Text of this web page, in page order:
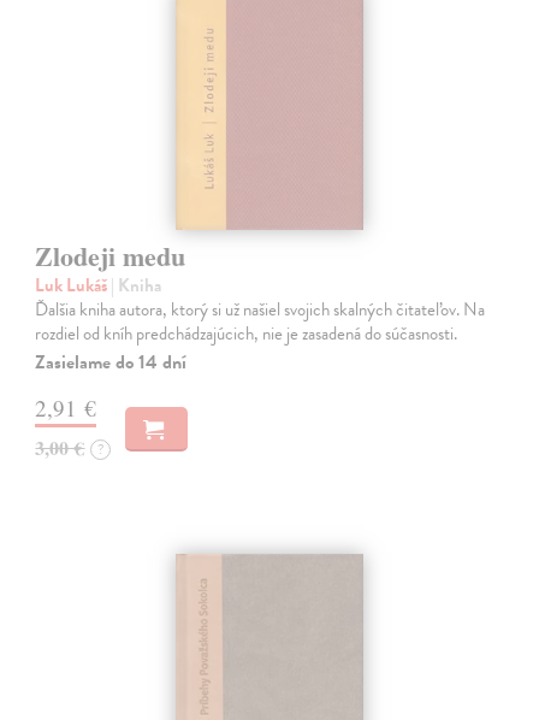
Zlodeji medu
Luk Lukáš| Kniha
Ďalšia kniha autora, ktorý si už našiel svojich skalných čitateľov. Na
rozdiel od kníh predchádzajúcich, nie je zasadená do súčasnosti.
Zasielame do 14 dní
2,91 €
3,00 € ?